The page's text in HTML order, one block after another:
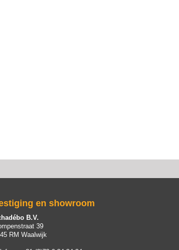
en showroom
B.V.
39
RM Waalwijk